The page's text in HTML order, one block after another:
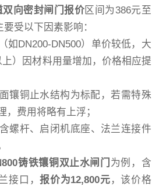
向密封闸门报价区间为386元至
受以下因素影响：
如DN200-DN500）单价较低，大
上）因材料用量增加，价格相应提
镶铜止水结构为标配，若需特殊
，费用将略有上浮；
螺杆、启闭机底座、法兰连接件
铸铁镶铜双止水闸门 为例，含
接口，报价为12,800元 ，该价格